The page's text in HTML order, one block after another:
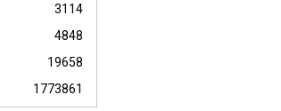
3114
4848
19658
1773861